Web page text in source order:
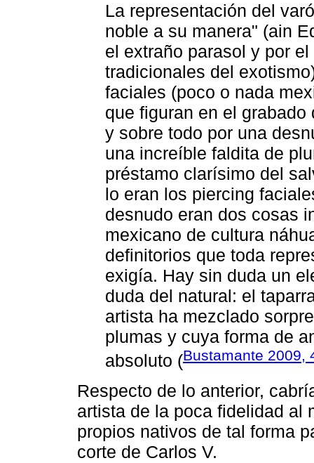
La representación del
noble a su manera" (ain
el extraño parasol y por
tradicionales del
faciales (poco o nada
que figuran en el
y sobre todo por una
una increíble faldita de
préstamo clarísimo del
lo eran los piercing
desnudo eran dos cosas
mexicano de cultura
definitorios que toda
exigía. Hay sin duda un
duda del natural: el
artista ha mezclado
plumas y cuya forma de
absoluto (Bustamante 2009,
Respecto de lo anterior,
artista de la poca fidelidad al
propios nativos de tal forma
corte de Carlos V.